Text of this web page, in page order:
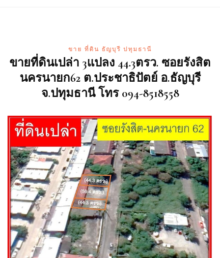
ขาย ที่ดิน ธัญบุรี ปทุมธานี
ขายที่ดินเปล่า 3แปลง 44.3ตรว. ซอยรังสิต
นครนายก62 ต.ประชาธิปัตย์ อ.ธัญบุรี
จ.ปทุมธานี โทร 094-8518558